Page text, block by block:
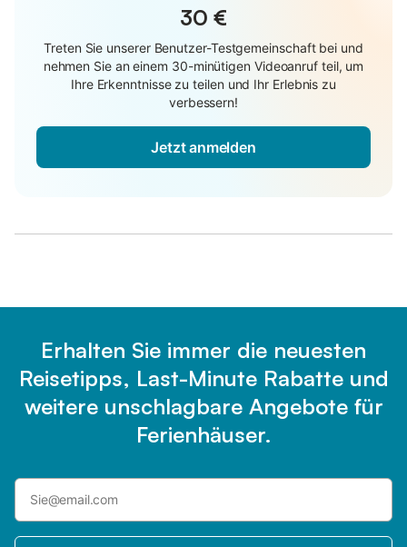
30 €
Treten Sie unserer Benutzer-Testgemeinschaft bei und
nehmen Sie an einem 30-minütigen Videoanruf teil, um
Ihre Erkenntnisse zu teilen und Ihr Erlebnis zu
verbessern!
Jetzt anmelden
Erhalten Sie immer die neuesten
Reisetipps, Last-Minute Rabatte und
weitere unschlagbare Angebote für
Ferienhäuser.